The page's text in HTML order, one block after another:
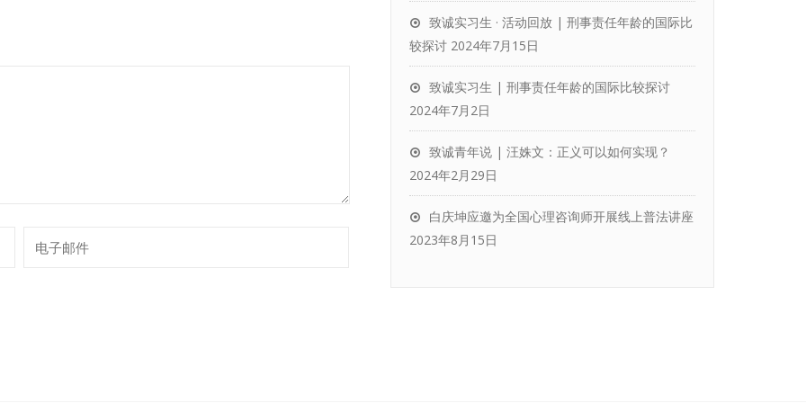
致诚实习生 · 活动回放 | 刑事责任年龄的国际比
较探讨 2024年7月15日
致诚实习生 | 刑事责任年龄的国际比较探讨
2024年7月2日
致诚青年说 | 汪姝文：正义可以如何实现？
2024年2月29日
白庆坤应邀为全国心理咨询师开展线上普法讲座
2023年8月15日